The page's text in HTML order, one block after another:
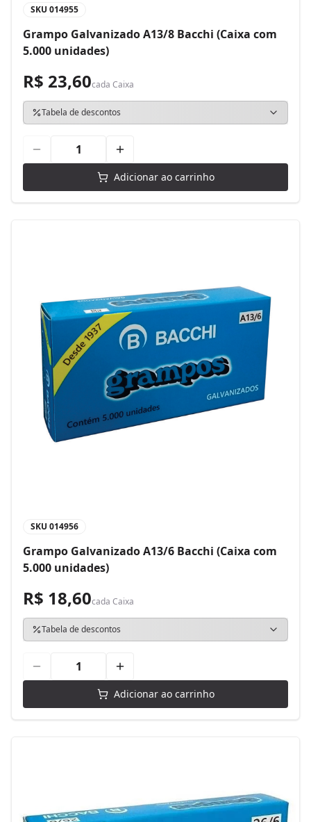
SKU 014955
Grampo Galvanizado A13/8 Bacchi (Caixa com
5.000 unidades)
R$ 23,60cada Caixa
Tabela de descontos
Adicionar ao carrinho
SKU 014956
Grampo Galvanizado A13/6 Bacchi (Caixa com
5.000 unidades)
R$ 18,60cada Caixa
Tabela de descontos
Adicionar ao carrinho